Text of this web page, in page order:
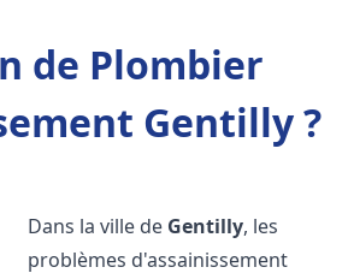
de Plombier
Gentilly ?
Dans la ville de Gentilly, les
problèmes d'assainissement